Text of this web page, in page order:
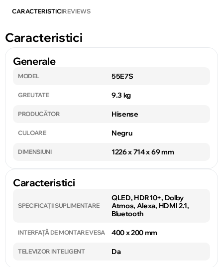
CARACTERISTICIREVIEWS
Caracteristici
Generale
MODEL 55E7S
GREUTATE 9.3 kg
PRODUCĂTOR Hisense
CULOARE Negru
DIMENSIUNI 1226 x 714 x 69 mm
Caracteristici
SPECIFICAȚII SUPLIMENTARE
QLED, HDR10+, Dolby
Atmos, Alexa, HDMI 2.1,
Bluetooth
INTERFAȚĂ DE MONTARE VESA 400 x 200 mm
TELEVIZOR INTELIGENT Da